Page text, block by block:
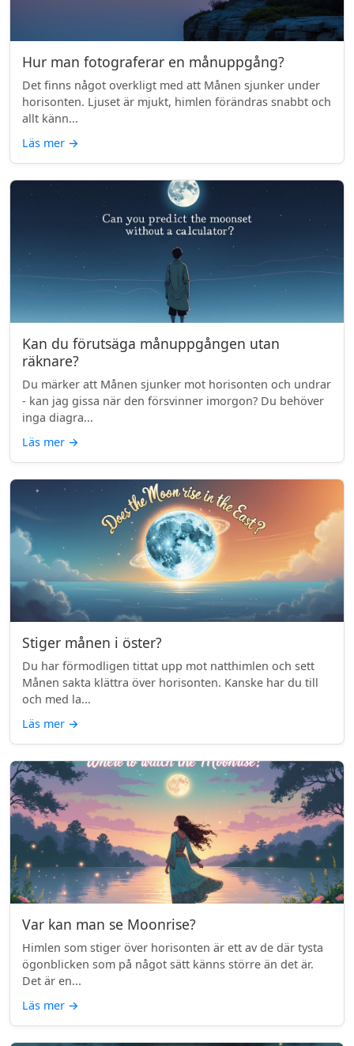
Hur man fotograferar en månuppgång?
Det finns något overkligt med att Månen sjunker under
horisonten. Ljuset är mjukt, himlen förändras snabbt och
allt känn...
Läs mer →
Kan du förutsäga månuppgången utan
räknare?
Du märker att Månen sjunker mot horisonten och undrar
- kan jag gissa när den försvinner imorgon? Du behöver
inga diagra...
Läs mer →
Stiger månen i öster?
Du har förmodligen tittat upp mot natthimlen och sett
Månen sakta klättra över horisonten. Kanske har du till
och med la...
Läs mer →
Var kan man se Moonrise?
Himlen som stiger över horisonten är ett av de där tysta
ögonblicken som på något sätt känns större än det är.
Det är en...
Läs mer →